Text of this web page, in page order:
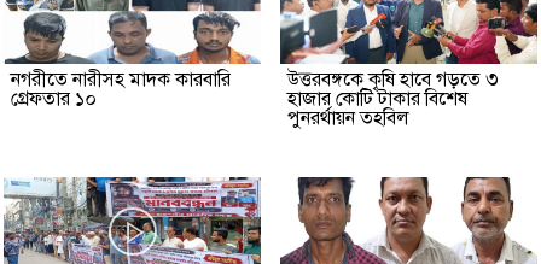
নগরীতে নারীসহ মাদক কারবারি
গ্রেফতার ১০
উত্তরবঙ্গকে কৃষি হাবে গড়তে ৩
হাজার কোটি টাকার বিশেষ
পুনরর্থায়ন তহবিল